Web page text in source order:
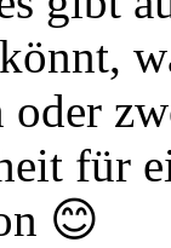
für
😊